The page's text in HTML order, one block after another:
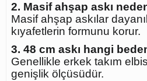
2. Masif ahşap askı
Masif ahşap askılar
kıyafetlerin formunu korur.
3. 48 cm askı hangi
Genellikle erkek takım
genişlik ölçüsüdür.